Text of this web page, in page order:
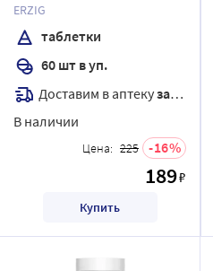
ERZIG
таблетки
60 шт в уп.
Доставим в аптекузавтра
В наличии
Цена: 225 16
189₽
Купить